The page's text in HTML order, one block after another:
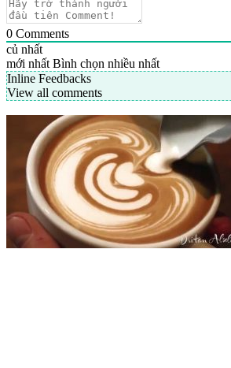
0 Comments
củ nhất
mới nhất Bình chọn nhiều nhất
Inline Feedbacks
View all comments